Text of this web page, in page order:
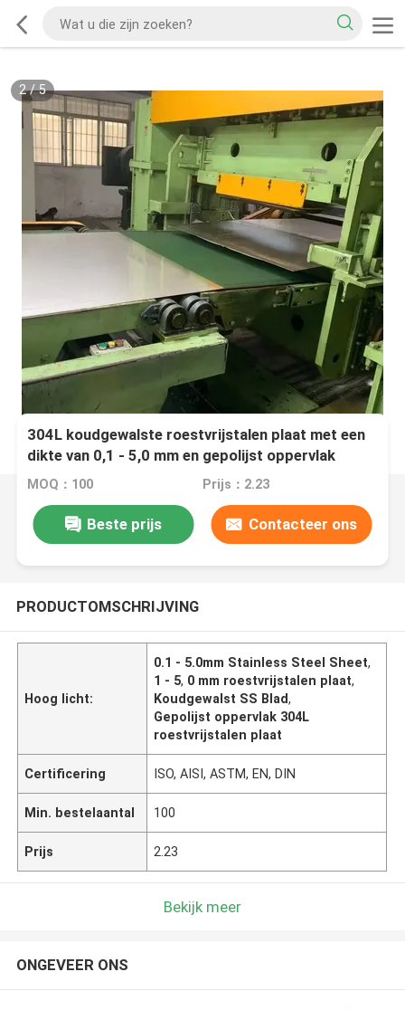
2/5
304L koudgewalste roestvrijstalen plaat met een
dikte van 0,1 - 5,0 mm en gepolijst oppervlak
MOQ：100 Prijs：2.23
Beste prijs Contacteer ons
PRODUCTOMSCHRIJVING
Hoog licht:
0.1 - 5.0mm Stainless Steel Sheet,
1 - 5, 0 mm roestvrijstalen plaat,
Koudgewalst SS Blad,
Gepolijst oppervlak 304L
roestvrijstalen plaat
Certificering ISO, AISI, ASTM, EN, DIN
Min. bestelaantal 100
Prijs 2.23
Bekijk meer
ONGEVEER ONS